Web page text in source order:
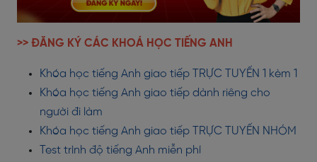
>> ĐĂNG KÝ CÁC KHOÁ HỌC TIẾNG ANH
Khóa học tiếng Anh giao tiếp TRỰC TUYẾN 1 kèm 1
Khóa học tiếng Anh giao tiếp dành riêng cho
người đi làm
Khóa học tiếng Anh giao tiếp TRỰC TUYẾN NHÓM
Test trình độ tiếng Anh miễn phí